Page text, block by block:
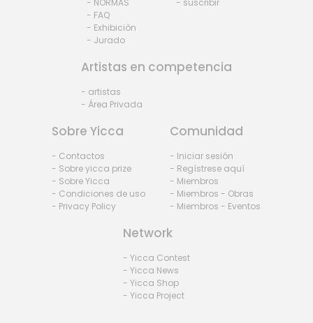
- NORMAS
- FAQ
- Exhibiciòn
- Jurado
- suscribir
Artistas en competencia
- artistas
- Área Privada
Sobre Yicca
- Contactos
- Sobre yicca prize
- Sobre Yicca
- Condiciones de uso
- Privacy Policy
Comunidad
- Iniciar sesión
- Regístrese aquí
- Miembros
- Miembros - Obras
- Miembros - Eventos
Network
- Yicca Contest
- Yicca News
- Yicca Shop
- Yicca Project